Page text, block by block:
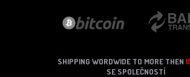
SHIPPING WORDWIDE TO MORE THEN
SE SPOLEČNOSTÍ